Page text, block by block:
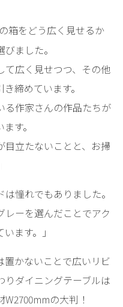
箱をどう広く見せるか
ました。
て広く見せつつ、その他
締めています。
る作家さんの作品たちが
す。
目立たないことと、お掃
は憧れでもありました。
レーを選んだことでアク
ます。」
置かないことで広いリビ
りダイニングテーブルは
の大判！